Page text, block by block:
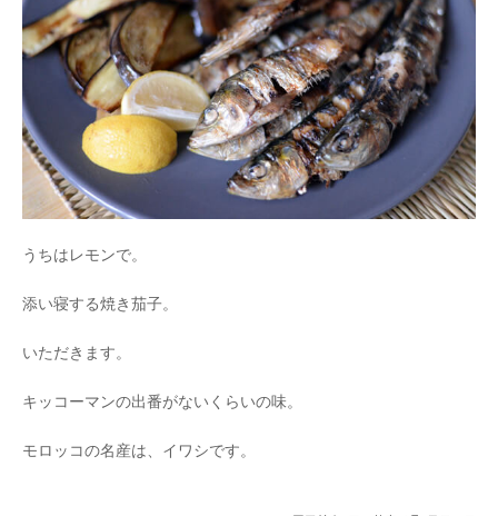
うちはレモンで。
添い寝する焼き茄子。
いただきます。
キッコーマンの出番がないくらいの味。
モロッコの名産は、イワシです。